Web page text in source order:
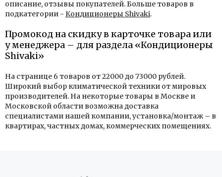
описание, отзывы покупателей. Больше товаров в
подкатегории - Кондиционеры Shivaki.
Промокод на скидку в карточке товара или
у менеджера – для раздела «Кондиционеры
Shivaki»
На странице 6 товаров от 22000 до 73000 рублей.
Широкий выбор климатической техники от мировых
производителей. На некоторые товары в Москве и
Московской области возможна доставка
специалистами нашей компании, установка/монтаж – в
квартирах, частных домах, коммерческих помещениях.